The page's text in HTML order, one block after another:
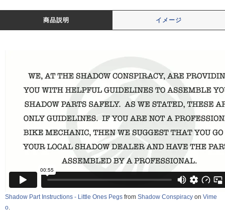
商品説明 イメージ
Shadow Part Instructions - Little Ones Pegs from Shadow Conspiracy on Vime
o.